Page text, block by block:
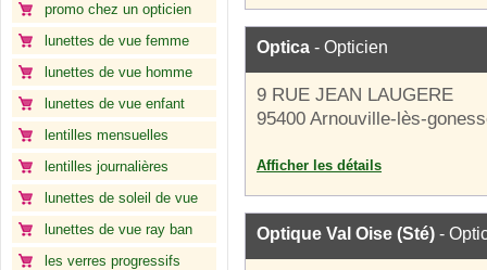
promo chez un opticien
lunettes de vue femme
lunettes de vue homme
lunettes de vue enfant
lentilles mensuelles
lentilles journalières
lunettes de soleil de vue
lunettes de vue ray ban
les verres progressifs
Optica - Opticien
9 RUE JEAN LAUGERE
95400 Arnouville-lès-
Afficher les détails
Optique Val Oise (Sté) -